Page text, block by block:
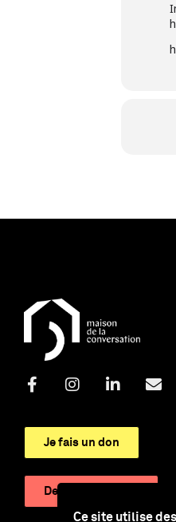
Ce site utilise
Je fais un don
Devenir adhérent